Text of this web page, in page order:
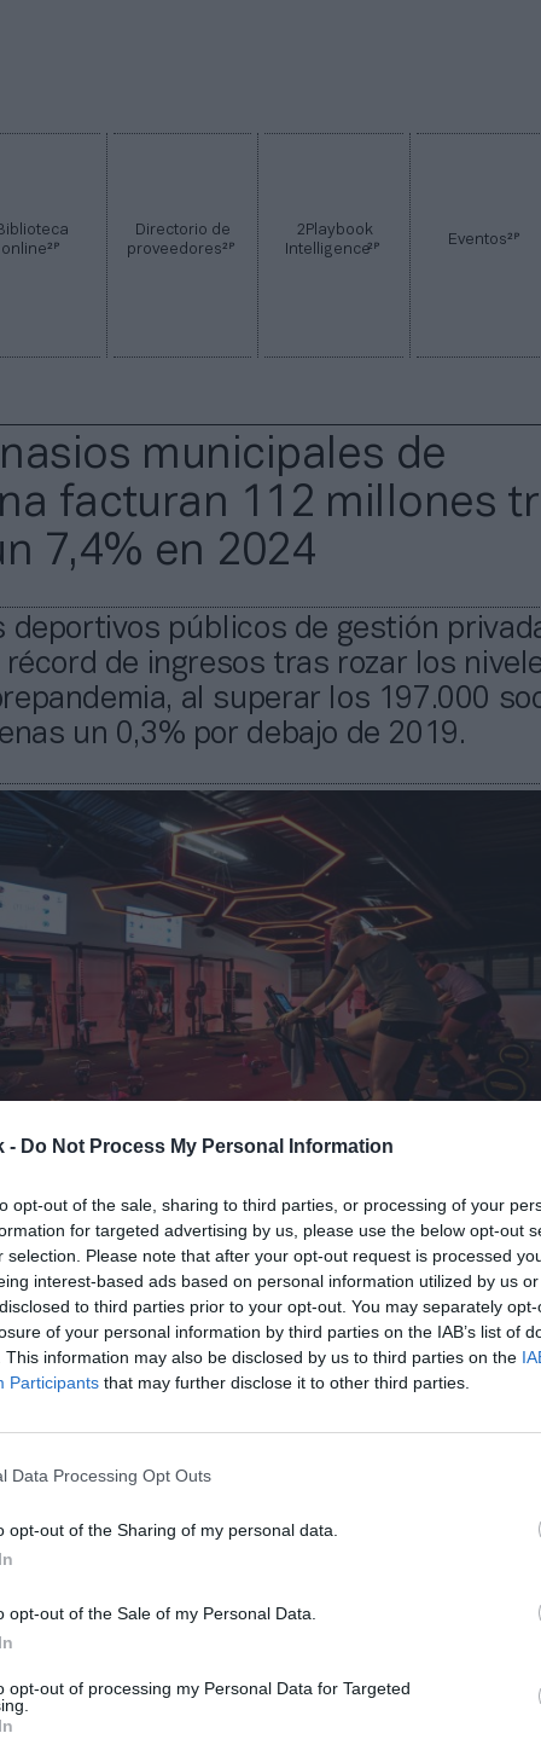
- Do Not Process My Personal Information
opt-out of the sale, sharing to third parties, or processing of your
for targeted advertising by us, please use the below opt-out
selection. Please note that after your opt-out request is processed
interest-based ads based on personal information utilized by us
to third parties prior to your opt-out. You may separately
of your personal information by third parties on the IAB’s list of
This information may also be disclosed by us to third parties on the
Participants that may further disclose it to other third parties.
Data Processing Opt Outs
opt-out of the Sharing of my personal data.
opt-out of the Sale of my Personal Data.
opt-out of processing my Personal Data for Targeted
online2P
Directorio de
proveedores2P
2Playbook
Intelligence2P Eventos2P
municipales de
facturan 112 millones
7,4% en 2024
deportivos públicos de gestión
de ingresos tras rozar los
al superar los 197.000
un 0,3% por debajo de 2019.
25 de febrero de 2025
Guardar Me gusta
de Barcelona culminan su remontada
no formas parte de 2Playbook
¡Hazte Socio para acceder a este contenido exclusivo!